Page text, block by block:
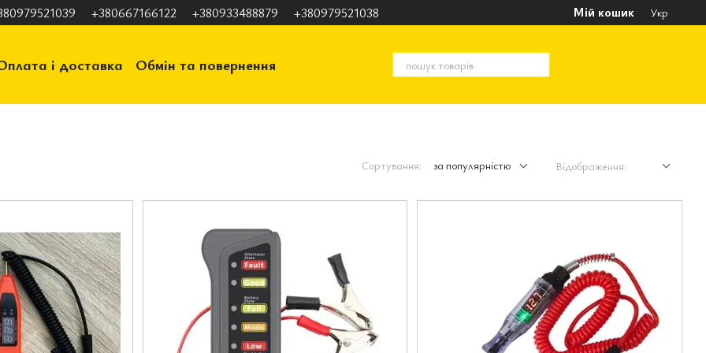
+380667166122 +380933488879 +380979521038 Мій кошик Укр
і доставка
Обмін та повернення
Сортування: за популярністю Відображення: